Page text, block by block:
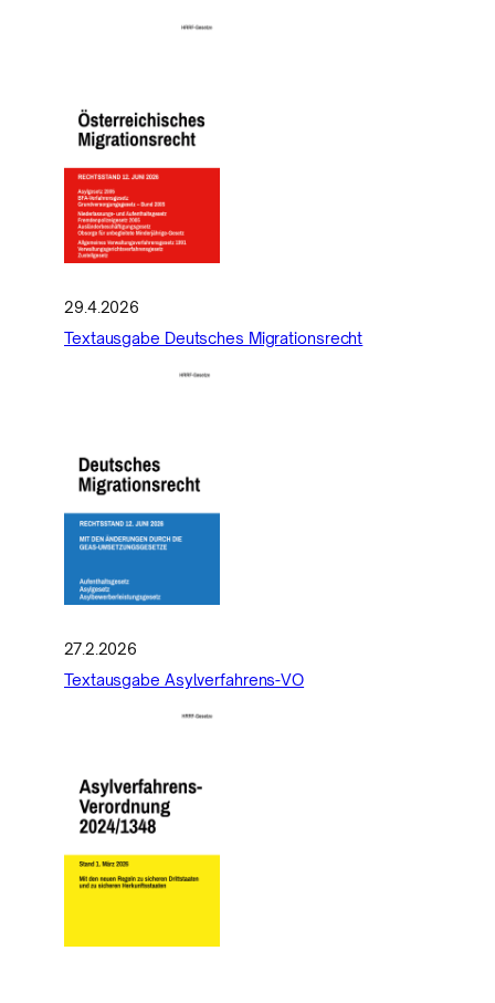
29.4.2026
Textausgabe Deutsches Migrationsrecht
27.2.2026
Textausgabe Asylverfahrens-VO